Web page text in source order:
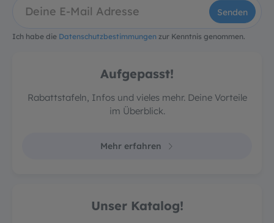
Senden
Ich habe die Datenschutzbestimmungen zur Kenntnis genommen.
Aufgepasst!
Rabattstafeln, Infos und vieles mehr. Deine Vorteile
im Überblick.
Mehr erfahren
Unser Katalog!